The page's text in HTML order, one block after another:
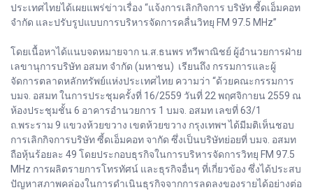
ประเทศไทยได้เผยแพร่ข่าวเรื่อง “แจ้งการเลิกกิจการ บริษัท ซี้ดเอ็มคอท
จำกัด และปรับรูปแบบการบริหารจัดการคลื่นวิทยุ FM 97.5 MHz”
โดยเนื้อหาได้แนบจดหมายจาก น.ส.ธนพร ทวีพาณิชย์ ผู้อำนวยการฝ่าย
เลขานุการบริษัท อสมท จำกัด (มหาชน) เรียนถึง กรรมการและผู้
จัดการตลาดหลักทรัพย์แห่งประเทศไทย ความว่า “ด้วยคณะกรรมการ
บมจ. อสมท ในการประชุมครั้งที่ 16/2559 วันที่ 22 พฤศจิกายน 2559 ณ
ห้องประชุมชั้น 6 อาคารอำนวยการ 1 บมจ. อสมท เลขที่ 63/1
ถ.พระราม 9 แขวงห้วยขวาง เขตห้วยขวาง กรุงเทพฯ ได้มีมติเห็นชอบ
การเลิกกิจการบริษัท ซี้ดเอ็มคอท จากัด ซึ่งเป็นบริษัทย่อยที่ บมจ. อสมท
ถือหุ้นร้อยละ 49 โดยประกอบธุรกิจในการบริหารจัดการวิทยุ FM 97.5
MHz การผลิตรายการโทรทัศน์ และธุรกิจอื่นๆ ที่เกี่ยวข้อง ซึ่งได้ประสบ
ปัญหาสภาพคล่องในการดำเนินธุรกิจจากการลดลงของรายได้อย่างต่อ